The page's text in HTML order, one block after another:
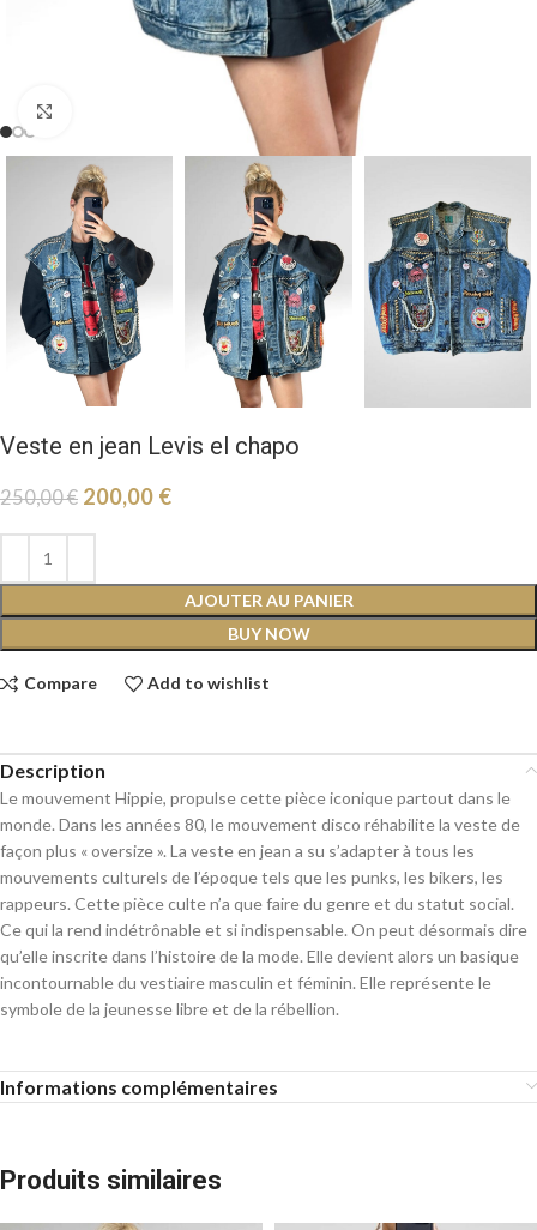
Veste en jean Levis el chapo
250,00€ 200,00 €
AJOUTER AU PANIER
BUY NOW
Compare Add to wishlist
Description
Le mouvement Hippie, propulse cette pièce iconique partout dans le
monde. Dans les années 80, le mouvement disco réhabilite la veste de
façon plus « oversize ». La veste en jean a su s’adapter à tous les
mouvements culturels de l’époque tels que les punks, les bikers, les
rappeurs. Cette pièce culte n’a que faire du genre et du statut social.
Ce qui la rend indétrônable et si indispensable. On peut désormais dire
qu’elle inscrite dans l’histoire de la mode. Elle devient alors un basique
incontournable du vestiaire masculin et féminin. Elle représente le
symbole de la jeunesse libre et de la rébellion.
Informations complémentaires
Produits similaires